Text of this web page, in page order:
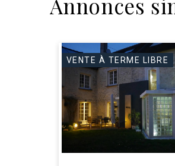
Annonces
VENTE À TERME LIBRE